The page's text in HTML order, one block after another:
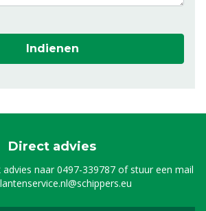
Indienen
Direct advies
naar0497-339787of stuur een mail